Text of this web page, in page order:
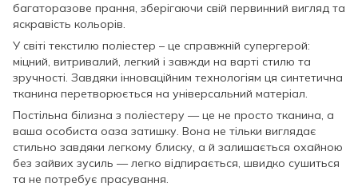
багаторазове прання, зберігаючи свій первинний вигляд та
яскравість кольорів.
У світі текстилю поліестер – це справжній супергерой:
міцний, витривалий, легкий і завжди на варті стилю та
зручності. Завдяки інноваційним технологіям ця синтетична
тканина перетворюється на універсальний матеріал.
Постільна білизна з поліестеру — це не просто тканина, а
ваша особиста оаза затишку. Вона не тільки виглядає
стильно завдяки легкому блиску, а й залишається охайною
без зайвих зусиль — легко відпирається, швидко сушиться
та не потребує прасування.